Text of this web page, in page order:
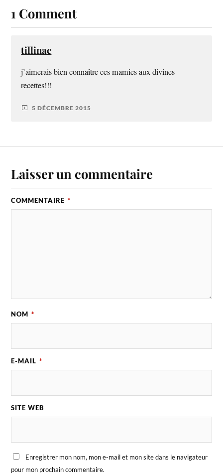
1 Comment
tillinac
j’aimerais bien connaître ces mamies aux divines
recettes!!!
5 DÉCEMBRE 2015
Laisser un commentaire
COMMENTAIRE *
NOM *
E-MAIL *
SITE WEB
Enregistrer mon nom, mon e-mail et mon site dans le navigateur
pour mon prochain commentaire.